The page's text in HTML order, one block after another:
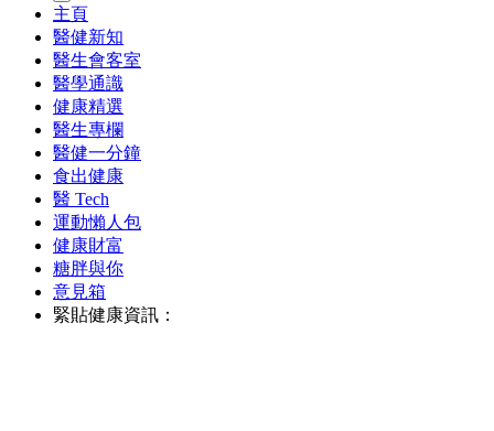
主頁
醫健新知
醫生會客室
醫學通識
健康精選
醫生專欄
醫健一分鐘
食出健康
醫 Tech
運動懶人包
健康財富
糖胖與你
意見箱
緊貼健康資訊：